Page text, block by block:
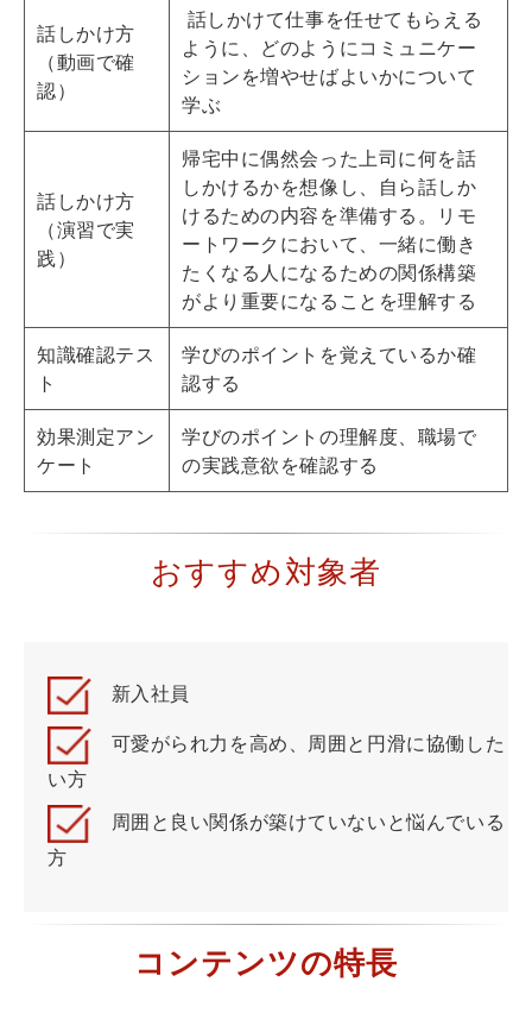
話しかけ方
（動画で確
認）
話しかけて仕事を任せてもらえる
ように、どのようにコミュニケー
ションを増やせばよいかについて
学ぶ
話しかけ方
（演習で実
践）
帰宅中に偶然会った上司に何を話
しかけるかを想像し、自ら話しか
けるための内容を準備する。リモ
ートワークにおいて、一緒に働き
たくなる人になるための関係構築
がより重要になることを理解する
知識確認テス
ト
学びのポイントを覚えているか確
認する
効果測定アン
ケート
学びのポイントの理解度、職場で
の実践意欲を確認する
おすすめ対象者
新入社員
可愛がられ力を高め、周囲と円滑に協働した
い方
周囲と良い関係が築けていないと悩んでいる
方
コンテンツの特長